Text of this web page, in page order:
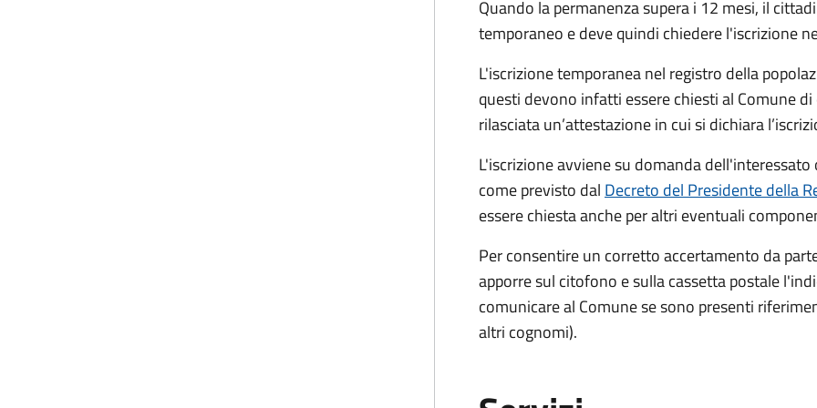
Quando la permanenza supera i 12 mesi, il
temporaneo e deve quindi chiedere l'iscrizione
L'iscrizione temporanea nel registro della
questi devono infatti essere chiesti al Comune
rilasciata un’attestazione in cui si dichiara
L'iscrizione avviene su domanda
come previsto dal Decreto del Presidente della
essere chiesta anche per altri eventuali
Per consentire un corretto accertamento da
apporre sul citofono e sulla cassetta postale
comunicare al Comune se sono presenti
altri cognomi).